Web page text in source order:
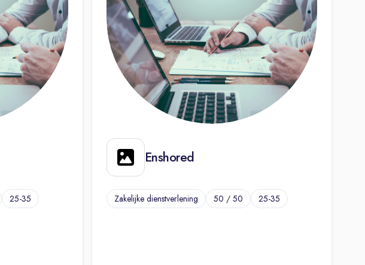
25-35
Enshored
Zakelijke dienstverlening 50 / 50 25-35